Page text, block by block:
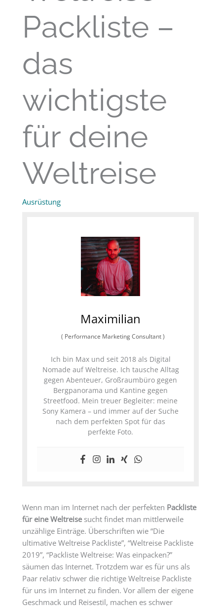
Packliste –
das
wichtigste
für deine
Weltreise
Ausrüstung
Maximilian
( Performance Marketing Consultant)
Ich bin Max und seit 2018 als Digital
Nomade auf Weltreise. Ich tausche Alltag
gegen Abenteuer, Großraumbüro gegen
Bergpanorama und Kantine gegen
Streetfood. Mein treuer Begleiter: meine
Sony Kamera – und immer auf der Suche
nach dem perfekten Spot für das
perfekte Foto.
Wenn man im Internet nach der perfekten Packliste
für eine Weltreisesucht findet man mittlerweile
unzählige Einträge. Überschriften wie “Die
ultimative Weltreise Packliste”, “Weltreise Packliste
2019”, “Packliste Weltreise: Was einpacken?”
säumen das Internet. Trotzdem war es für uns als
Paar relativ schwer die richtige Weltreise Packliste
für uns im Internet zu finden. Vor allem der eigene
Geschmack und Reisestil, machen es schwer